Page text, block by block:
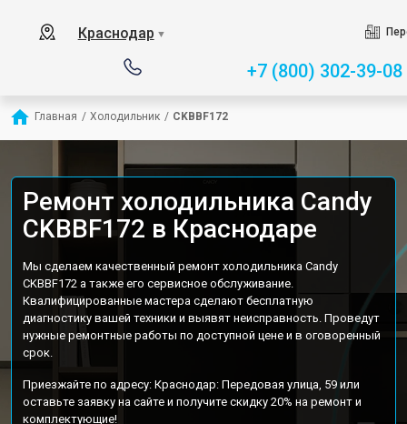
Краснодар ▼
+7 (800) 302-39-08
Главная / Холодильник / CKBBF172
Ремонт холодильника Candy
CKBBF172 в Краснодаре
Мы сделаем качественный ремонт холодильника Candy
CKBBF172 а также его сервисное обслуживание.
Квалифицированные мастера сделают бесплатную
диагностику вашей техники и выявят неисправность. Проведут
нужные ремонтные работы по доступной цене и в оговоренный
срок.
Приезжайте по адресу: Краснодар: Передовая улица, 59 или
оставьте заявку на сайте и получите скидку 20% на ремонт и
комплектующие!